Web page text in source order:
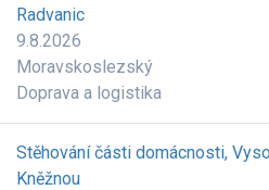
Radvanic
9.8.2026
Moravskoslezský
Doprava a logistika
Stěhování části domácnosti,
Kněžnou